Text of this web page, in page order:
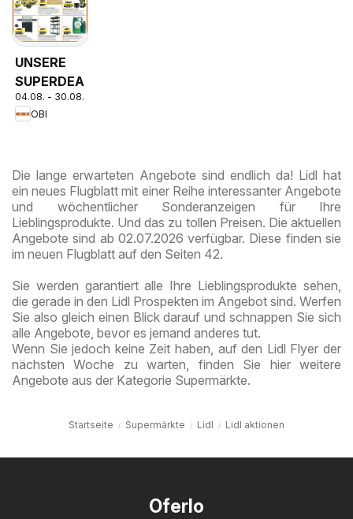
UNSERE
SUPERDEALS!
04.08. - 30.08.2026
OBI
Die lange erwarteten Angebote sind endlich da! Lidl hat
ein neues Flugblatt mit einer Reihe interessanter Angebote
und wöchentlicher Sonderanzeigen für Ihre
Lieblingsprodukte. Und das zu tollen Preisen. Die aktuellen
Angebote sind ab 02.07.2026 verfügbar. Diese finden sie
im neuen Flugblatt auf den Seiten 42.
Sie werden garantiert alle Ihre Lieblingsprodukte sehen,
die gerade in den Lidl Prospekten im Angebot sind. Werfen
Sie also gleich einen Blick darauf und schnappen Sie sich
alle Angebote, bevor es jemand anderes tut.
Wenn Sie jedoch keine Zeit haben, auf den Lidl Flyer der
nächsten Woche zu warten, finden Sie hier weitere
Angebote aus der Kategorie Supermärkte.
Startseite Supermärkte Lidl Lidl aktionen
Oferlo